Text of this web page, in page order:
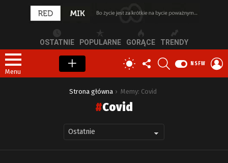
OSTATNIE POPULARNE GORĄCE TRENDY
Menu
PRZEŁĄCZ
SKÓRKĘ
OBSERWUJ
NAS
NSFW
Strona główna Memy: Covid
Covid